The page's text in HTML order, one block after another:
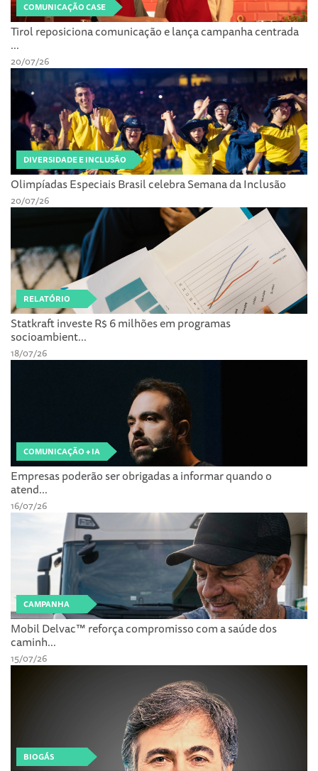
COMUNICAÇÃO CASE
Tirol reposiciona comunicação e lança campanha centrada
...
20/07/26
DIVERSIDADE E INCLUSÃO
Olimpíadas Especiais Brasil celebra Semana da Inclusão
20/07/26
RELATÓRIO
Statkraft investe R$ 6 milhões em programas
socioambient...
18/07/26
COMUNICAÇÃO + IA
Empresas poderão ser obrigadas a informar quando o
atend...
16/07/26
CAMPANHA
Mobil Delvac™ reforça compromisso com a saúde dos
caminh...
15/07/26
BIOGÁS